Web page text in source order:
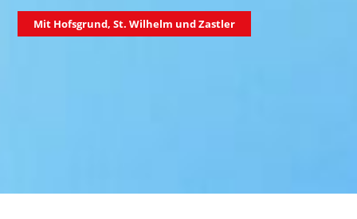
Mit Hofsgrund, St. Wilhelm und Zastler